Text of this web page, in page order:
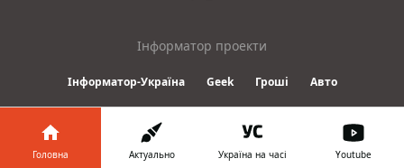
Інформатор проекти
Інформатор-Україна Geek Гроші Авто
© 2016-2026 Informator
Головна Актуально Україна на часі Youtube